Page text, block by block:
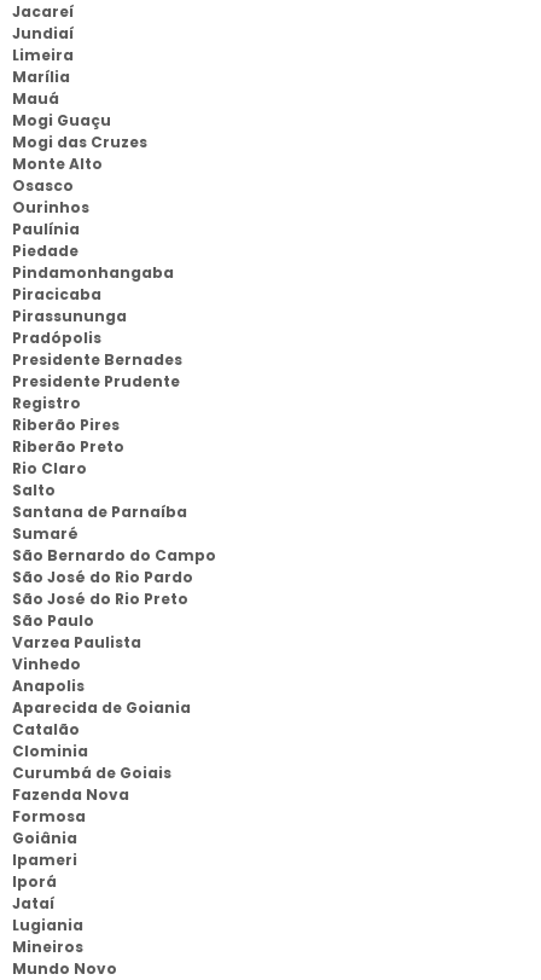
Jacareí
Jundiaí
Limeira
Marília
Mauá
Mogi Guaçu
Mogi das Cruzes
Monte Alto
Osasco
Ourinhos
Paulínia
Piedade
Pindamonhangaba
Piracicaba
Pirassununga
Pradópolis
Presidente Bernades
Presidente Prudente
Registro
Riberão Pires
Riberão Preto
Rio Claro
Salto
Santana de Parnaíba
Sumaré
São Bernardo do Campo
São José do Rio Pardo
São José do Rio Preto
São Paulo
Varzea Paulista
Vinhedo
Anapolis
Aparecida de Goiania
Catalão
Clominia
Curumbá de Goiais
Fazenda Nova
Formosa
Goiânia
Ipameri
Iporá
Jataí
Lugiania
Mineiros
Mundo Novo